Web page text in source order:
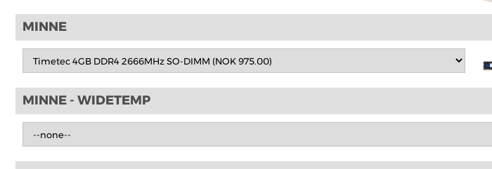
MINNE
MINNE - WIDETEMP